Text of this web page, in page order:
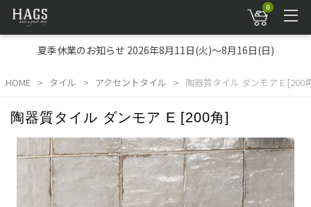
0
夏季休業のお知らせ 2026年8月11日(火)～8月16日(日)
HOME タイル アクセントタイル 陶器質タイル ダンモア E [200
陶器質タイル ダンモア E [200角]